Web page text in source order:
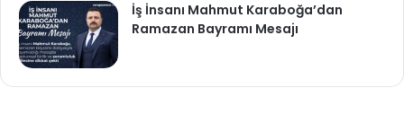
İş İnsanı Mahmut Karaboğa’dan
Ramazan Bayramı Mesajı